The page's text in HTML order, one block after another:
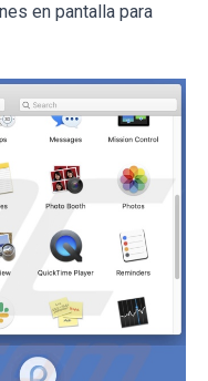
en pantalla para